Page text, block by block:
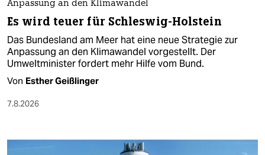
Anpassung an den Klimawandel
Es wird teuer für Schleswig-Holstein
Das Bundesland am Meer hat eine neue Strategie zur
Anpassung an den Klimawandel vorgestellt. Der
Umweltminister fordert mehr Hilfe vom Bund.
Von Esther Geißlinger
7.8.2026